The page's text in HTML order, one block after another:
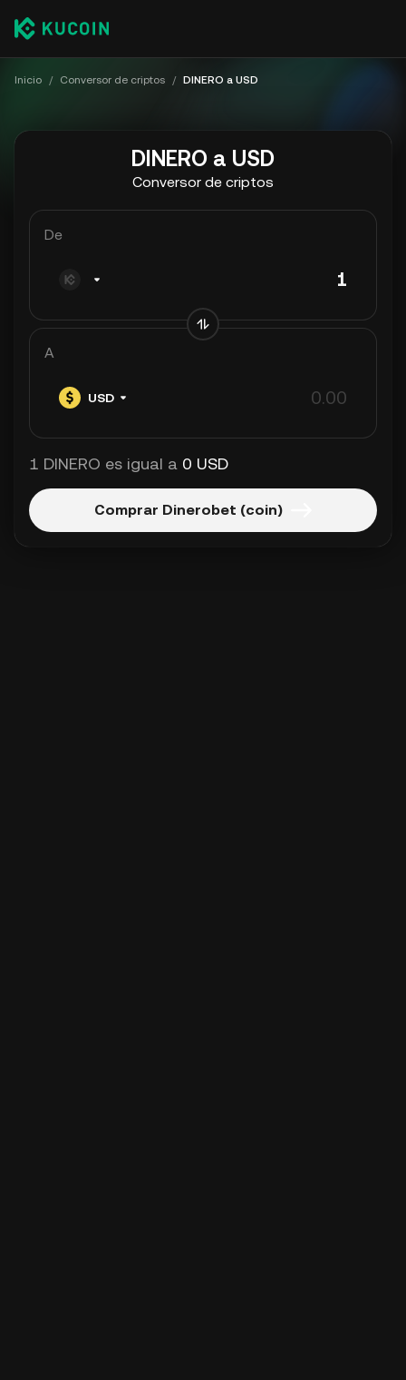
Inicio / Conversor de criptos / DINERO a USD
DINERO a USD
Conversor de criptos
De
A
USD
1 DINERO es igual a 0 USD
Comprar Dinerobet (coin)